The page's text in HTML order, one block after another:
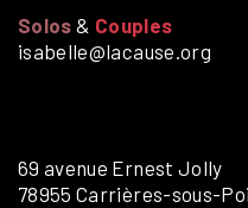
Solos & Couples
isabelle@lacause.org
69 avenue Ernest Jolly
78955 Carrières-sous-